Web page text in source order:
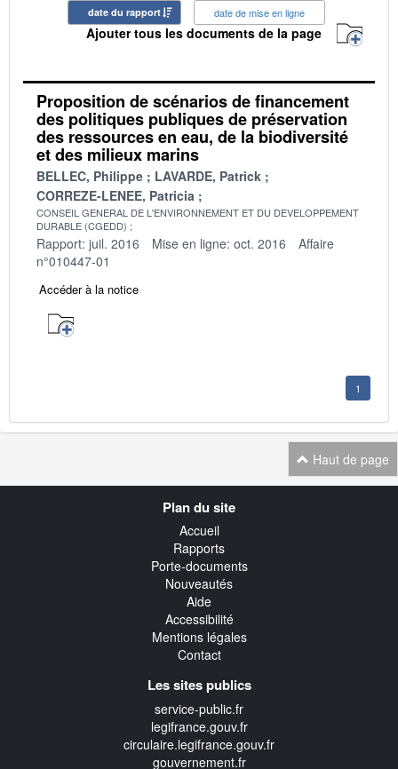
date du rapport date de mise en ligne
Ajouter tous les documents de la page
Proposition de scénarios de financement
des politiques publiques de préservation
des ressources en eau, de la biodiversité
et des milieux marins
BELLEC, Philippe
LAVARDE, Patrick
CORREZE-LENEE, Patricia
CONSEIL GENERAL DE L'ENVIRONNEMENT ET DU DEVELOPPEMENT
DURABLE (CGEDD)
Rapport: juil. 2016 Mise en ligne: oct. 2016
Affaire
n°010447-01
Accéder à la notice
1
Haut de page
Plan du site
Accueil
Rapports
Porte-documents
Nouveautés
Aide
Accessibilité
Mentions légales
Contact
Les sites publics
service-public.fr
legifrance.gouv.fr
circulaire.legifrance.gouv.fr
gouvernement.fr